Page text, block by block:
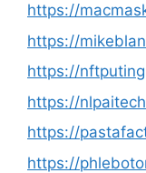
https://
https://
https://
https://
https://
https://